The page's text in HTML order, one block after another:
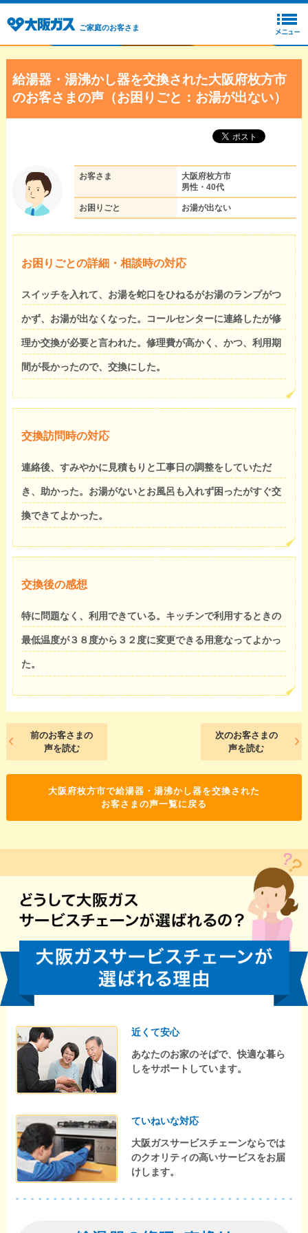
ご家庭のお客さま
給湯器・湯沸かし器を交換された大阪府枚方市
のお客さまの声（お困りごと：お湯が出ない）
お客さま
大阪府枚方市
男性・40代
お困りごと お湯が出ない
お困りごとの詳細・相談時の対応
スイッチを入れて、お湯を蛇口をひねるがお湯のランプがつ
かず、お湯が出なくなった。コールセンターに連絡したが修
理か交換が必要と言われた。修理費が高かく、かつ、利用期
間が長かったので、交換にした。
交換訪問時の対応
連絡後、すみやかに見積もりと工事日の調整をしていただ
き、助かった。お湯がないとお風呂も入れず困ったがすぐ交
換できてよかった。
交換後の感想
特に問題なく、利用できている。キッチンで利用するときの
最低温度が３８度から３２度に変更できる用意なってよかっ
た。
前のお客さまの
声を読む
次のお客さまの
声を読む
大阪府枚方市で給湯器・湯沸かし器を交換された
お客さまの声一覧に戻る
近くて安心
あなたのお家のそばで、快適な暮ら
しをサポートしています。
ていねいな対応
大阪ガスサービスチェーンならでは
のクオリティの高いサービスをお届
けします。